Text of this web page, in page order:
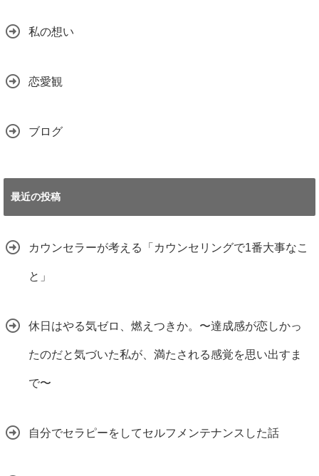
私の想い
恋愛観
ブログ
最近の投稿
カウンセラーが考える「カウンセリングで1番大事なこ
と」
休日はやる気ゼロ、燃えつきか。〜達成感が恋しかっ
たのだと気づいた私が、満たされる感覚を思い出すま
で〜
自分でセラピーをしてセルフメンテナンスした話